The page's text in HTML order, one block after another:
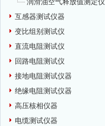
润滑油空气释放值测定仪
互感器测试仪器
变比组别测试仪
直流电阻测试仪
回路电阻测试仪
接地电阻测试仪器
绝缘电阻测试仪器
高压核相仪器
电缆测试仪器